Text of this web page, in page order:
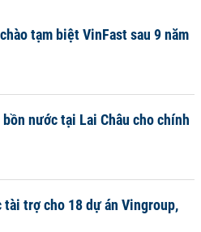
tạm biệt VinFast sau 9 năm
nước tại Lai Châu cho chính
trợ cho 18 dự án Vingroup,